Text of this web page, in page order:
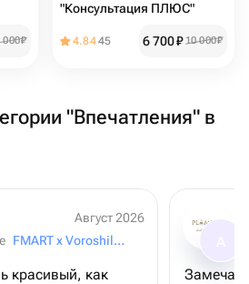
000₽
"Консультация ПЛЮС"
4.8445 6 700₽ 10 000₽
"Впечатления" в
Август 2026
FMART x Voroshilovsky
красивый, как